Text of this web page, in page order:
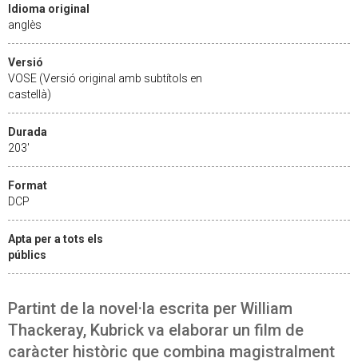
Idioma original
anglès
Versió
VOSE (Versió original amb subtítols en
castellà)
Durada
203'
Format
DCP
Apta per a tots els
públics
Partint de la novel·la escrita per William
Thackeray, Kubrick va elaborar un film de
caràcter històric que combina magistralment